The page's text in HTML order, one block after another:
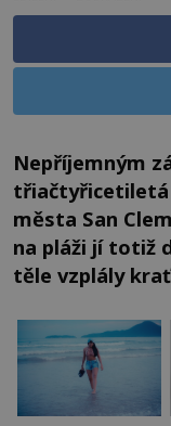
Nepříjemným
třiačtyřicetiletá
města San
na pláži jí totiž
těle vzplály